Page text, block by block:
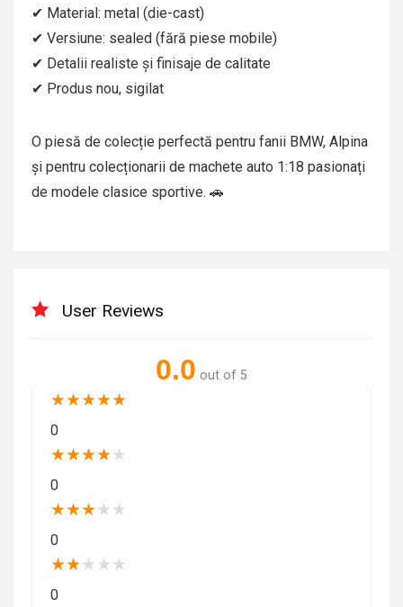
✔ Material: metal (die-cast)
✔ Versiune: sealed (fără piese mobile)
✔ Detalii realiste și finisaje de calitate
✔ Produs nou, sigilat
O piesă de colecție perfectă pentru fanii BMW, Alpina
și pentru colecționarii de machete auto 1:18 pasionați
de modele clasice sportive. 🚗
User Reviews
0.0 out of 5
★★★★★
0
★★★★★
0
★★★★ ★
0
★★★ ★ ★
0